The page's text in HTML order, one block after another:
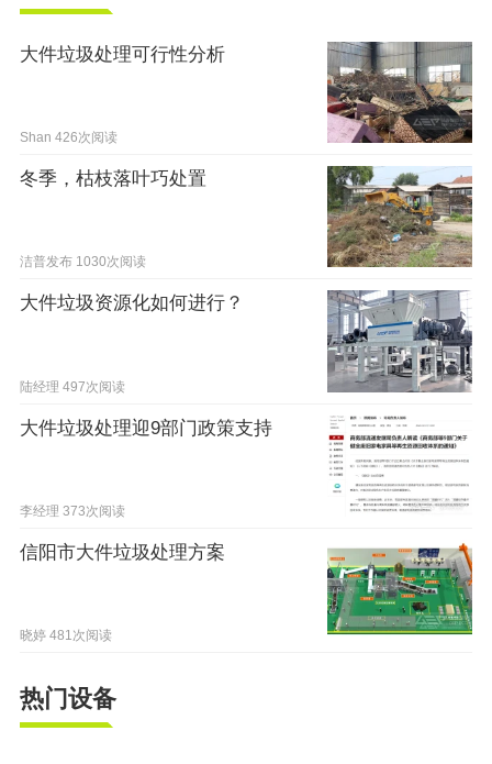
大件垃圾处理可行性分析
Shan 426次阅读
冬季，枯枝落叶巧处置
洁普发布 1030次阅读
大件垃圾资源化如何进行？
陆经理 497次阅读
大件垃圾处理迎9部门政策支持
李经理 373次阅读
信阳市大件垃圾处理方案
晓婷 481次阅读
热门设备